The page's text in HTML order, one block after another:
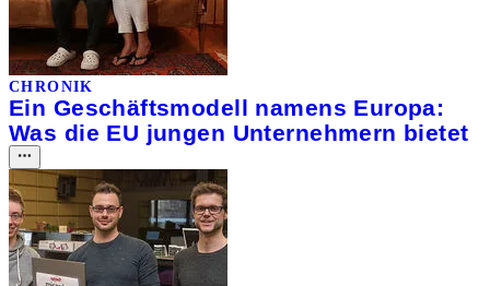
CHRONIK
Ein Geschäftsmodell namens Europa:
Was die EU jungen Unternehmern bietet